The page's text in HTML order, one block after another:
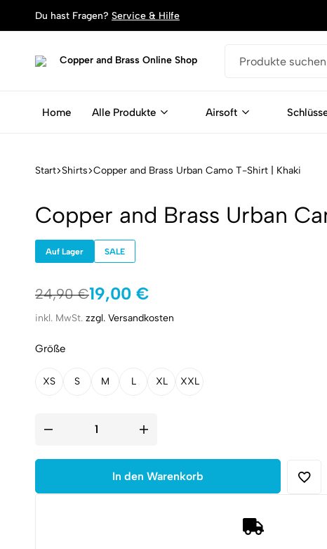
Du hast Fragen? Service & Hilfe
Online
Schlüsselanhänger,
Magente
Home Alle Produkte Airsoft
Start Shirts Copper and Brass Urban Camo T-Shirt | Khaki
Copper and Brass Urban
Auf Lager SALE
24,90€
Ursprünglicher
Preis
war:
19,00 €
Aktueller
Preis
ist:
inkl. MwSt. zzgl. Versandkosten
Größe
XS S M L XL XXL
Copper
Urban
Shirt
In den Warenkorb